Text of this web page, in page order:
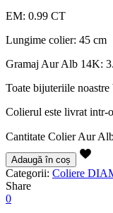
EM: 0.99 CT
Lungime colier: 45 cm
Gramaj Aur Alb 14K:
Toate bijuteriile
Colierul este livrat intr-
Cantitate Colier Aur
Adaugă în coș
Categorii: Coliere
Share
0